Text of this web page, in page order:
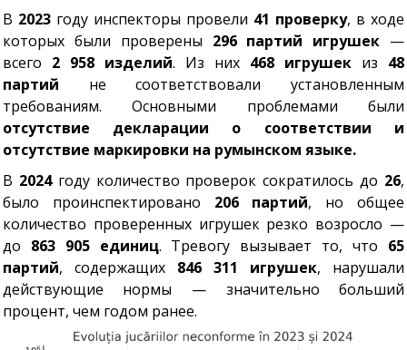
В 2023году инспекторы провели 41 проверку, в ходе
которых были проверены 296 партий игрушек —
всего 2 958 изделий. Из них 468 игрушек из 48
партий не соответствовали установленным
требованиям. Основными проблемами были
отсутствие декларации о соответствии и
отсутствие маркировки на румынском языке.
В 2024году количество проверок сократилось до 26,
было проинспектировано 206 партий, но общее
количество проверенных игрушек резко возросло —
до 863 905 единиц. Тревогу вызывает то, что 65
партий, содержащих 846 311 игрушек, нарушали
действующие нормы — значительно больший
процент, чем годом ранее.